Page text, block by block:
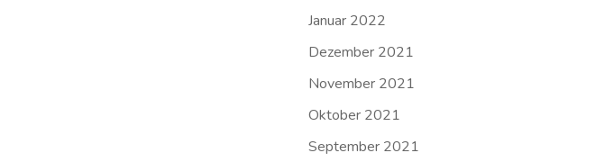
Januar 2022
Dezember 2021
November 2021
Oktober 2021
September 2021